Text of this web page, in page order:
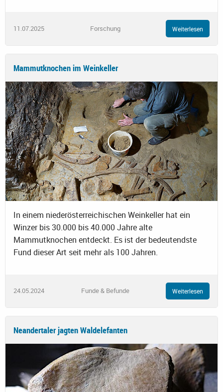
11.07.2025 Forschung Weiterlesen
Mammutknochen im Weinkeller
In einem niederösterreichischen Weinkeller hat ein
Winzer bis 30.000 bis 40.000 Jahre alte
Mammutknochen entdeckt. Es ist der bedeutendste
Fund dieser Art seit mehr als 100 Jahren.
24.05.2024 Funde & Befunde Weiterlesen
Neandertaler jagten Waldelefanten